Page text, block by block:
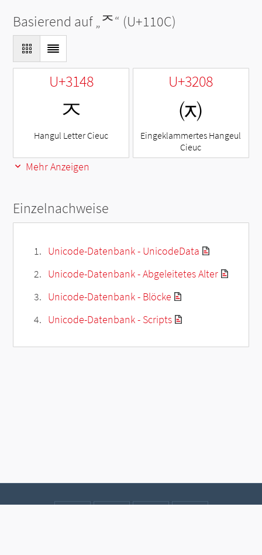
Basierend auf „ᄌ“ (U+110C)
U+3148
ㅈ
Hangul Letter Cieuc
U+3208
㈈
Eingeklammertes Hangeul
Cieuc
Mehr Anzeigen
Einzelnachweise
Unicode-Datenbank - UnicodeData
Unicode-Datenbank - Abgeleitetes Alter
Unicode-Datenbank - Blöcke
Unicode-Datenbank - Scripts